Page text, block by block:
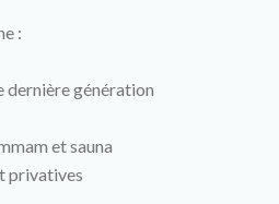
:
dernière génération
et sauna
privatives